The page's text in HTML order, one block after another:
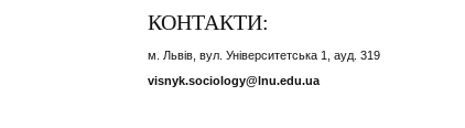
КОНТАКТИ:
м. Львів, вул. Університетська 1, ауд. 319
visnyk.sociology@lnu.edu.ua